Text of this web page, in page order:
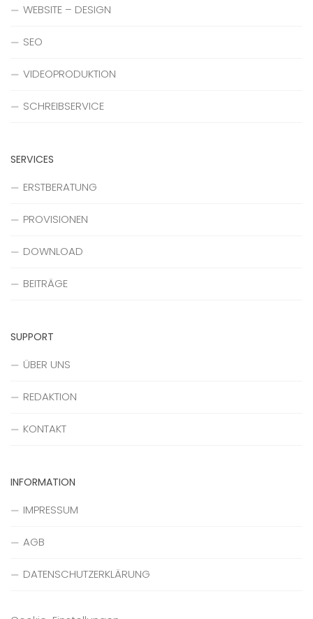
WEBSITE – DESIGN
SEO
VIDEOPRODUKTION
SCHREIBSERVICE
SERVICES
ERSTBERATUNG
PROVISIONEN
DOWNLOAD
BEITRÄGE
SUPPORT
ÜBER UNS
REDAKTION
KONTAKT
INFORMATION
IMPRESSUM
AGB
DATENSCHUTZERKLÄRUNG